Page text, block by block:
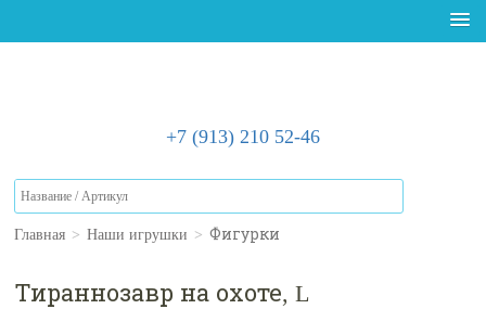
+7 (913) 210 52-46
Главная > Наши игрушки > Фигурки
Тираннозавр на охоте, L